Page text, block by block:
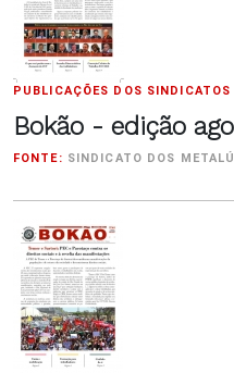
PUBLICAÇÕES DOS SINDICATOS
Bokão - edição
FONTE: SINDICATO DOS